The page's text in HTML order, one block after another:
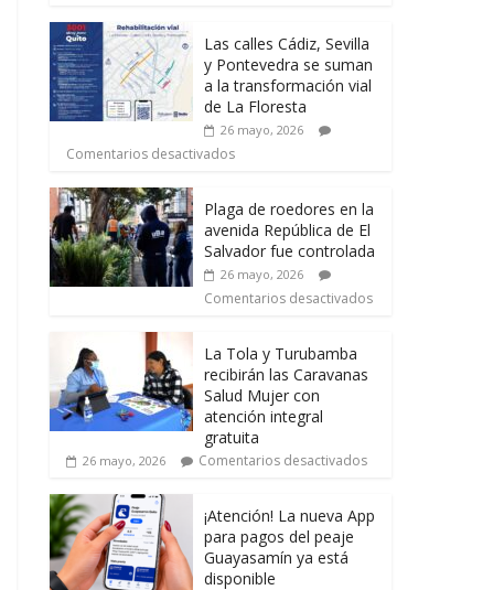
Las calles Cádiz, Sevilla
y Pontevedra se suman
a la transformación vial
de La Floresta
26 mayo, 2026
Comentarios desactivados
Plaga de roedores en la
avenida República de El
Salvador fue controlada
26 mayo, 2026
Comentarios desactivados
La Tola y Turubamba
recibirán las Caravanas
Salud Mujer con
atención integral
gratuita
26 mayo, 2026 Comentarios desactivados
¡Atención! La nueva App
para pagos del peaje
Guayasamín ya está
disponible